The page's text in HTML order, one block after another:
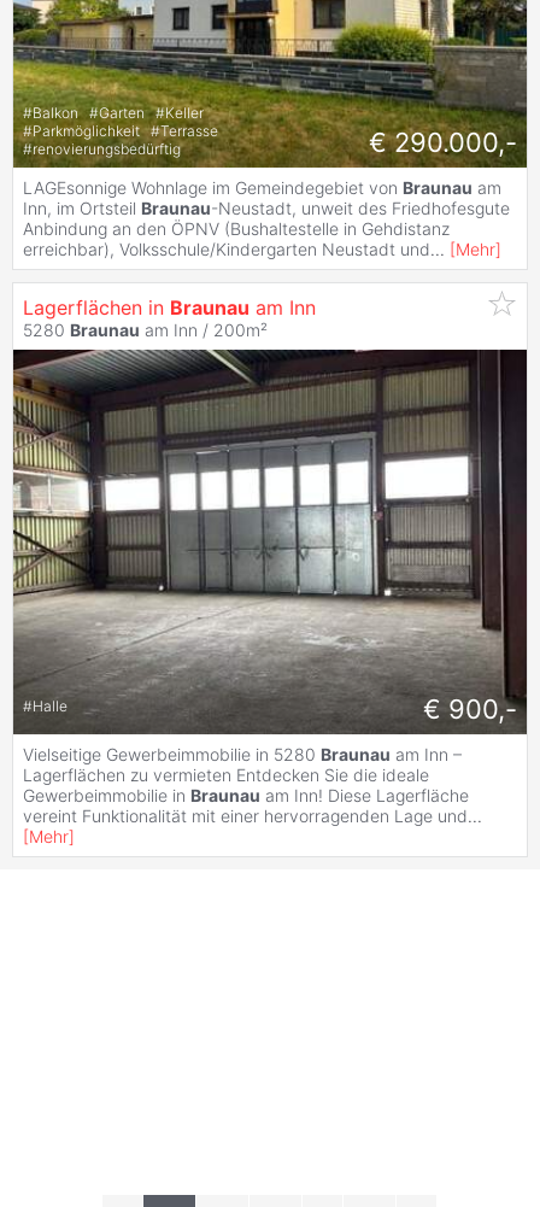
#Balkon #Garten #Keller
#Parkmöglichkeit #Terrasse
#renovierungsbedürftig € 290.000,-
LAGEsonnige Wohnlage im Gemeindegebiet von Braunau am
Inn, im Ortsteil Braunau-Neustadt, unweit des Friedhofesgute
Anbindung an den ÖPNV (Bushaltestelle in Gehdistanz
erreichbar), Volksschule/Kindergarten Neustadt und... [Mehr]
Lagerflächen in Braunau am Inn ️
5280 Braunau am Inn / 200m²
#Halle € 900,-
Vielseitige Gewerbeimmobilie in 5280 Braunau am Inn –
Lagerflächen zu vermieten Entdecken Sie die ideale
Gewerbeimmobilie in Braunau am Inn! Diese Lagerfläche
vereint Funktionalität mit einer hervorragenden Lage und...
[Mehr]